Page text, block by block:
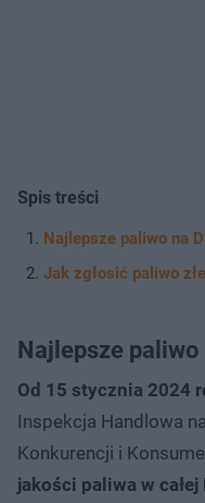
Spis treści
Najlepsze paliwo na
Jak zgłosić paliwo
Najlepsze paliwo
Od 15 stycznia 2024
Inspekcja Handlowa
Konkurencji i
jakości paliwa w całej